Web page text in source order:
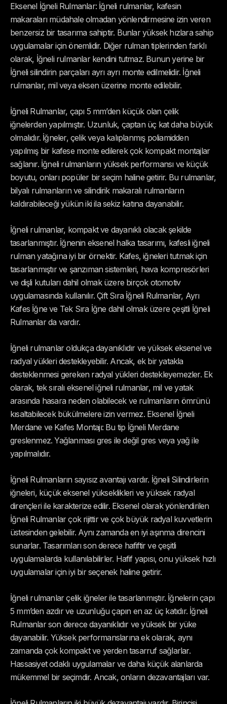
Eksenel İğneli Rulmanlar: İğneli rulmanlar, kafesin
makaraları müdahale olmadan yönlendirmesine izin veren
benzersiz bir tasarıma sahiptir. Bunlar yüksek hızlara sahip
uygulamalar için önemlidir. Diğer rulman tiplerinden farklı
olarak, İğneli rulmanlar kendini tutmaz. Bunun yerine bir
İğneli silindirin parçaları ayrı ayrı monte edilmelidir. İğneli
rulmanlar, mil veya eksen üzerine monte edilebilir.
İğneli Rulmanlar, çapı 5 mm’den küçük olan çelik
iğnelerden yapılmıştır. Uzunluk, çaptan üç kat daha büyük
olmalıdır. İğneler, çelik veya kalıplanmış poliamidden
yapılmış bir kafese monte edilerek çok kompakt montajlar
sağlanır. İğneli rulmanların yüksek performansı ve küçük
boyutu, onları popüler bir seçim haline getirir. Bu rulmanlar,
bilyalı rulmanların ve silindirik makaralı rulmanların
kaldırabileceği yükün iki ila sekiz katına dayanabilir.
İğneli rulmanlar, kompakt ve dayanıklı olacak şekilde
tasarlanmıştır. İğnenin eksenel halka tasarımı, kafesli iğneli
rulman yatağına iyi bir örnektir. Kafes, iğneleri tutmak için
tasarlanmıştır ve şanzıman sistemleri, hava kompresörleri
ve dişli kutuları dahil olmak üzere birçok otomotiv
uygulamasında kullanılır. Çift Sıra İğneli Rulmanlar, Ayrı
Kafes İğne ve Tek Sıra İğne dahil olmak üzere çeşitli İğneli
Rulmanlar da vardır.
İğneli rulmanlar oldukça dayanıklıdır ve yüksek eksenel ve
radyal yükleri destekleyebilir. Ancak, ek bir yatakla
desteklenmesi gereken radyal yükleri destekleyemezler. Ek
olarak, tek sıralı eksenel iğneli rulmanlar, mil ve yatak
arasında hasara neden olabilecek ve rulmanların ömrünü
kısaltabilecek bükülmelere izin vermez. Eksenel İğneli
Merdane ve Kafes Montajı: Bu tip İğneli Merdane
greslenmez. Yağlanması gres ile değil gres veya yağ ile
yapılmalıdır.
İğneli Rulmanların sayısız avantajı vardır. İğneli Silindirlerin
iğneleri, küçük eksenel yükseklikleri ve yüksek radyal
dirençleri ile karakterize edilir. Eksenel olarak yönlendirilen
İğneli Rulmanlar çok rijittir ve çok büyük radyal kuvvetlerin
üstesinden gelebilir. Aynı zamanda en iyi aşınma direncini
sunarlar. Tasarımları son derece hafiftir ve çeşitli
uygulamalarda kullanılabilirler. Hafif yapısı, onu yüksek hızlı
uygulamalar için iyi bir seçenek haline getirir.
İğneli rulmanlar çelik iğneler ile tasarlanmıştır. İğnelerin çapı
5 mm’den azdır ve uzunluğu çapın en az üç katıdır. İğneli
Rulmanlar son derece dayanıklıdır ve yüksek bir yüke
dayanabilir. Yüksek performanslarına ek olarak, aynı
zamanda çok kompakt ve yerden tasarruf sağlarlar.
Hassasiyet odaklı uygulamalar ve daha küçük alanlarda
mükemmel bir seçimdir. Ancak, onların dezavantajları var.